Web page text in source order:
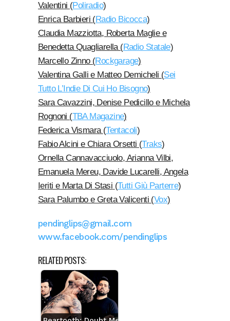
Valentini (Poliradio)
Enrica Barbieri (Radio Bicocca)
Claudia Mazziotta, Roberta Maglie e
Benedetta Quagliarella (Radio Statale)
Marcello Zinno (Rockgarage)
Valentina Galli e Matteo Demicheli (Sei
Tutto L’Indie Di Cui Ho Bisogno)
Sara Cavazzini, Denise Pedicillo e Michela
Rognoni (TBA Magazine)
Federica Vismara (Tentacoli)
Fabio Alcini e Chiara Orsetti (Traks)
Ornella Cannavacciuolo, Arianna Vilbi,
Emanuela Mereu, Davide Lucarelli, Angela
Ieriti e Marta Di Stasi (Tutti Giù Parterre)
Sara Palumbo e Greta Valicenti (Vox)
pendinglips@gmail.com
www.facebook.com/pendinglips
RELATED POSTS: